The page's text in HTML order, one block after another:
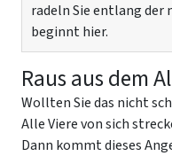
radeln Sie entlang der
beginnt hier.
Raus aus dem
Wollten Sie das nicht
Alle Viere von sich
Dann kommt dieses